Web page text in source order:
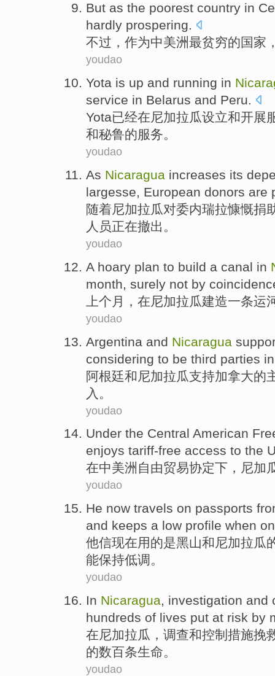
But as the poorest country in
hardly prospering.
不过 ， 作为中美洲最贫穷的国家
youdao
Yota is up and running in
service in Belarus and Peru.
Yota已经在尼加拉瓜设立和开展
和秘鲁的服务。
youdao
As Nicaragua increases its
largesse, European donors are
随着尼加拉瓜对委内瑞拉慷慨捐
人员正在撤出 。
youdao
A hoary plan to build a canal in
month, surely not by
上个月
， 在尼加拉瓜建造一条运
youdao
Argentina and Nicaragua
considering to be third parties
阿根廷和 尼加拉瓜支持加拿大的
入。
youdao
Under the Central American
enjoys tariff-free access to the
在中美洲 自由贸易协定下 ， 尼加
youdao
He now travels on passports
and keeps a low profile when on
他信现在用的是黑山和 尼加拉瓜
能保持低调 。
youdao
In Nicaragua, investigation and
hundreds of lives put at risk by
在尼加拉瓜 ， 调查和控制 措施挽
的数百条生命。
youdao